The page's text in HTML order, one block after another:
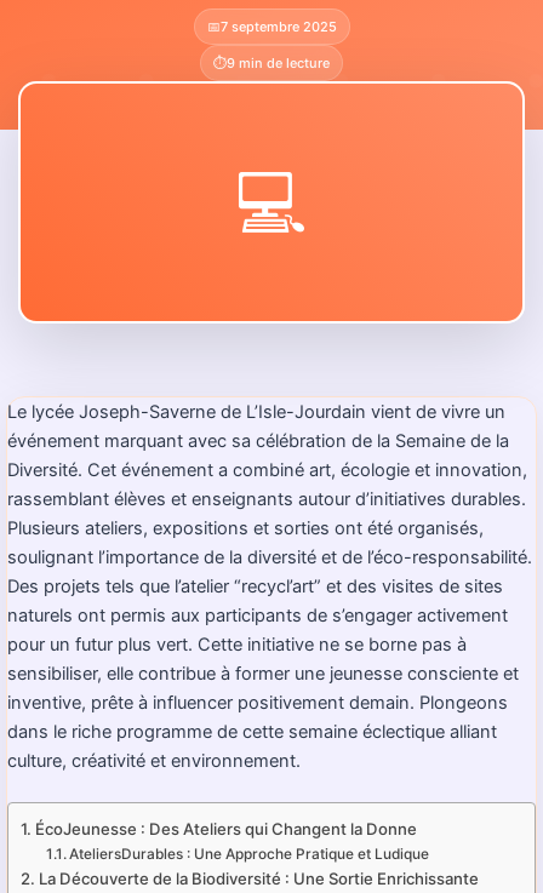
📅7 septembre 2025
⏱️9 min de lecture
💻
Le lycée Joseph-Saverne de L’Isle-Jourdain vient de vivre un
événement marquant avec sa célébration de la Semaine de la
Diversité. Cet événement a combiné art, écologie et innovation,
rassemblant élèves et enseignants autour d’initiatives durables.
Plusieurs ateliers, expositions et sorties ont été organisés,
soulignant l’importance de la diversité et de l’éco-responsabilité.
Des projets tels que l’atelier “recycl’art” et des visites de sites
naturels ont permis aux participants de s’engager activement
pour un futur plus vert. Cette initiative ne se borne pas à
sensibiliser, elle contribue à former une jeunesse consciente et
inventive, prête à influencer positivement demain. Plongeons
dans le riche programme de cette semaine éclectique alliant
culture, créativité et environnement.
ÉcoJeunesse : Des Ateliers qui Changent la Donne
AteliersDurables : Une Approche Pratique et Ludique
La Découverte de la Biodiversité : Une Sortie Enrichissante